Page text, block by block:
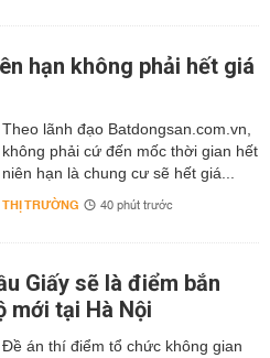
hạn không phải hết giá
Theo lãnh đạo Batdongsan.com.vn,
không phải cứ đến mốc thời gian hết
niên hạn là chung cư sẽ hết giá...
THỊ TRƯỜNG 40 phút trước
Giấy sẽ là điểm bắn
mới tại Hà Nội
Đề án thí điểm tổ chức không gian